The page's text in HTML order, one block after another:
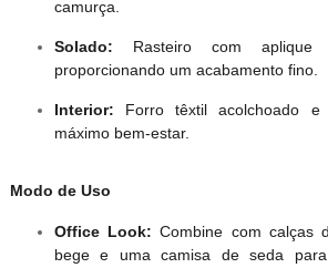
camurça.
Solado: Rasteiro com aplique
proporcionando um acabamento fino.
Interior: Forro têxtil acolchoado e
máximo bem-estar.
Modo de Uso
Office Look: Combine com calças
bege e uma camisa de seda